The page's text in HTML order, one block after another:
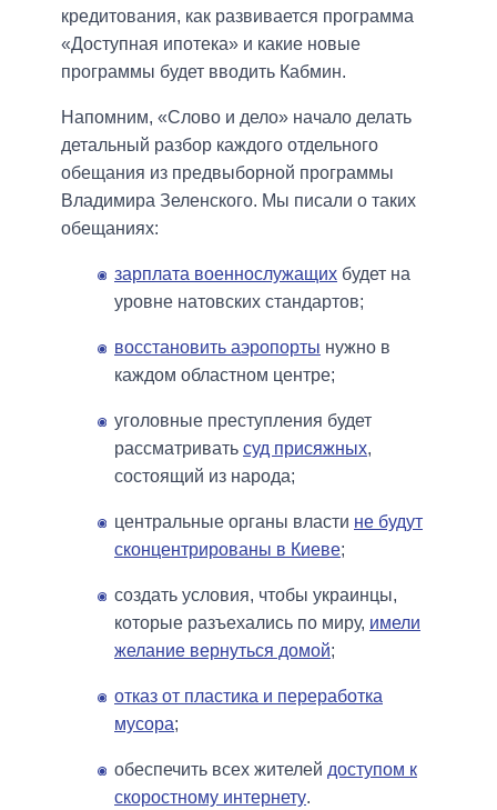
кредитования, как развивается программа
«Доступная ипотека» и какие новые
программы будет вводить Кабмин.
Напомним, «Слово и дело» начало делать
детальный разбор каждого отдельного
обещания из предвыборной программы
Владимира Зеленского. Мы писали о таких
обещаниях:
зарплата военнослужащих будет на
уровне натовских стандартов;
восстановить аэропорты нужно в
каждом областном центре;
уголовные преступления будет
рассматривать суд присяжных,
состоящий из народа;
центральные органы власти не будут
сконцентрированы в Киеве;
создать условия, чтобы украинцы,
которые разъехались по миру, имели
желание вернуться домой;
отказ от пластика и переработка
мусора;
обеспечить всех жителей доступом к
скоростному интернету.